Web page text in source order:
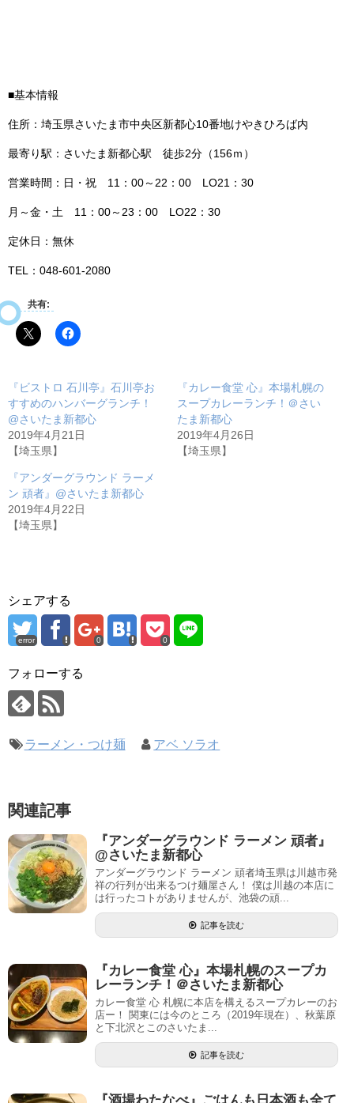
■基本情報
住所：埼玉県さいたま市中央区新都心10番地けやきひろば内
最寄り駅：さいたま新都心駅 徒歩2分（156ｍ）
営業時間：日・祝 11：00～22：00 LO21：30
月～金・土 11：00～23：00 LO22：30
定休日：無休
TEL：048‐601‐2080
共有:
『ビストロ 石川亭』石川亭お
すすめのハンバーグランチ！
@さいたま新都心
2019年4月21日
【埼玉県】
『カレー食堂 心』本場札幌の
スープカレーランチ！＠さい
たま新都心
2019年4月26日
【埼玉県】
『アンダーグラウンド ラーメ
ン 頑者』@さいたま新都心
2019年4月22日
【埼玉県】
シェアする
error 0 0
フォローする
ラーメン・つけ麺 アベ ソラオ
関連記事
『アンダーグラウンド ラーメン 頑者』
@さいたま新都心
アンダーグラウンド ラーメン 頑者埼玉県は川越市発
祥の行列が出来るつけ麺屋さん！ 僕は川越の本店に
は行ったコトがありませんが、池袋の頑...
記事を読む
『カレー食堂 心』本場札幌のスープカ
レーランチ！＠さいたま新都心
カレー食堂 心 札幌に本店を構えるスープカレーのお
店ー！ 関東には今のところ（2019年現在）、秋葉原
と下北沢とこのさいたま...
記事を読む
『酒場わたなべ』ごはんも日本酒も全て